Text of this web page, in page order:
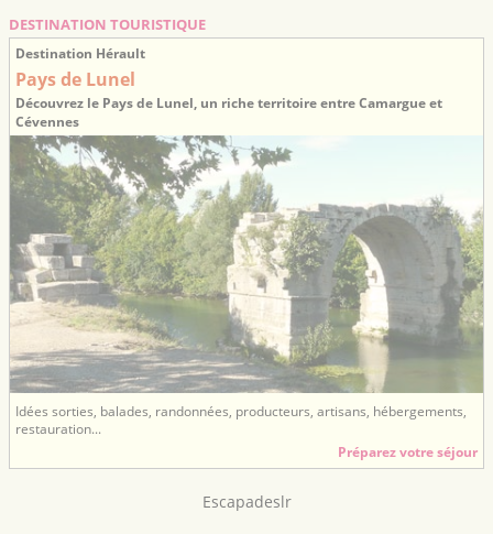
DESTINATION TOURISTIQUE
Destination Hérault
Pays de Lunel
Découvrez le Pays de Lunel, un riche territoire entre Camargue et
Cévennes
Idées sorties, balades, randonnées, producteurs, artisans, hébergements,
restauration...
Préparez votre séjour
Escapadeslr